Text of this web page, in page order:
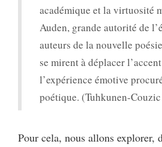
académique et la virtuosité
Auden, grande autorité de
auteurs de la nouvelle
se mirent à déplacer
l’expérience émotive
poétique. (Tuhkunen-
Pour cela, nous allons explorer,